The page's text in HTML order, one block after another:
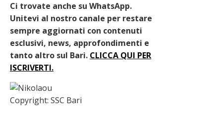
Ci trovate anche su WhatsApp.
Unitevi al nostro canale per restare
sempre aggiornati con contenuti
esclusivi, news, approfondimenti e
tanto altro sul Bari. CLICCA QUI PER
ISCRIVERTI.
Copyright: SSC Bari